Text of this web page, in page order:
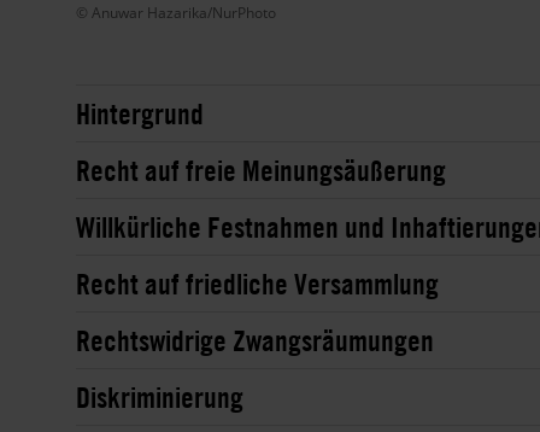
© Anuwar Hazarika/NurPhoto
Hintergrund
Recht auf freie Meinungsäußerung
Willkürliche Festnahmen und
Recht auf friedliche Versammlung
Rechtswidrige Zwangsräumungen
Diskriminierung